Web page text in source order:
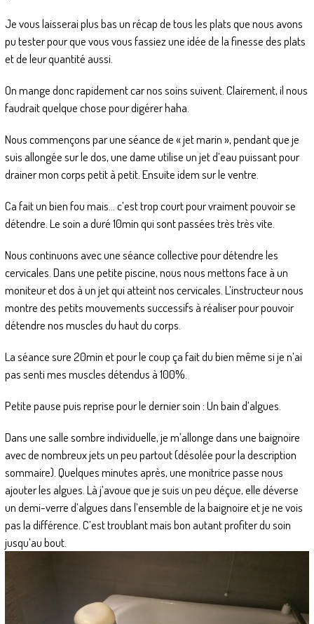
Je vous laisserai plus bas un récap de tous les plats que nous avons
pu tester pour que vous vous fassiez une idée de la finesse des plats
et de leur quantité aussi.
On mange donc rapidement car nos soins suivent. Clairement, il nous
faudrait quelque chose pour digérer haha.
Nous commençons par une séance de « jet marin », pendant que je
suis allongée sur le dos, une dame utilise un jet d’eau puissant pour
drainer mon corps petit à petit. Ensuite idem sur le ventre.
Ca fait un bien fou mais… c’est trop court pour vraiment pouvoir se
détendre. Le soin a duré 10min qui sont passées très très vite.
Nous continuons avec une séance collective pour détendre les
cervicales. Dans une petite piscine, nous nous mettons face à un
moniteur et dos à un jet qui atteint nos cervicales. L’instructeur nous
montre des petits mouvements successifs à réaliser pour pouvoir
détendre nos muscles du haut du corps.
La séance sure 20min et pour le coup ça fait du bien même si je n’ai
pas senti mes muscles détendus à 100%.
Petite pause puis reprise pour le dernier soin : Un bain d’algues.
Dans une salle sombre individuelle, je m’allonge dans une baignoire
avec de nombreux jets un peu partout (désolée pour la description
sommaire). Quelques minutes après, une monitrice passe nous
ajouter les algues. Là j’avoue que je suis un peu déçue, elle déverse
un demi-verre d’algues dans l’ensemble de la baignoire et je ne vois
pas la différence. C’est troublant mais bon autant profiter du soin
jusqu’au bout.